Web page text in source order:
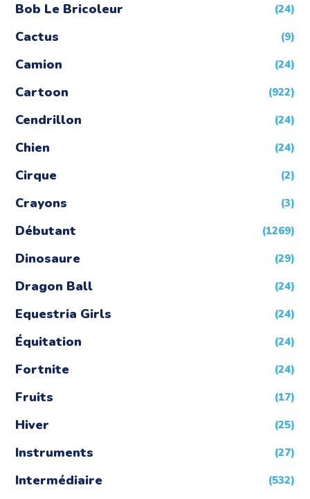
Bob Le Bricoleur (24)
Cactus (9)
Camion (24)
Cartoon (922)
Cendrillon (24)
Chien (24)
Cirque (2)
Crayons (3)
Débutant (1269)
Dinosaure (29)
Dragon Ball (24)
Equestria Girls (24)
Équitation (24)
Fortnite (24)
Fruits (17)
Hiver (25)
Instruments (27)
Intermédiaire (532)